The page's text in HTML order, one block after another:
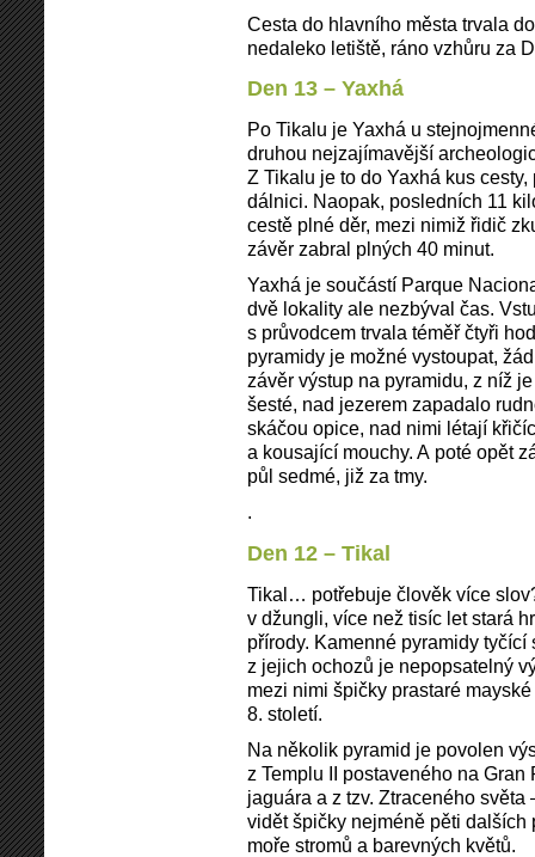
Cesta do hlavního města trvala
nedaleko letiště, ráno vzhůru za
Den 13 – Yaxhá
Po Tikalu je Yaxhá u
druhou nejzajímavější
Z Tikalu je to do Yaxhá kus
dálnici. Naopak, posledních 11
cestě plné děr, mezi nimiž řidič
závěr zabral plných 40 minut.
Yaxhá je součástí Parque
dvě lokality ale nezbýval čas.
s průvodcem trvala téměř čtyři
pyramidy je možné vystoupat,
závěr výstup na pyramidu, z níž
šesté, nad jezerem zapadalo
skáčou opice, nad nimi létají
a kousající mouchy. A poté opět
půl sedmé, již za tmy.
.
Den 12 – Tikal
Tikal… potřebuje člověk více
v džungli, více než tisíc let stará
přírody. Kamenné pyramidy
z jejich ochozů je nepopsatelný
mezi nimi špičky prastaré
8. století.
Na několik pyramid je povolen
z Templu II postaveného na
jaguára a z tzv. Ztraceného
vidět špičky nejméně pěti
moře stromů a barevných květů.